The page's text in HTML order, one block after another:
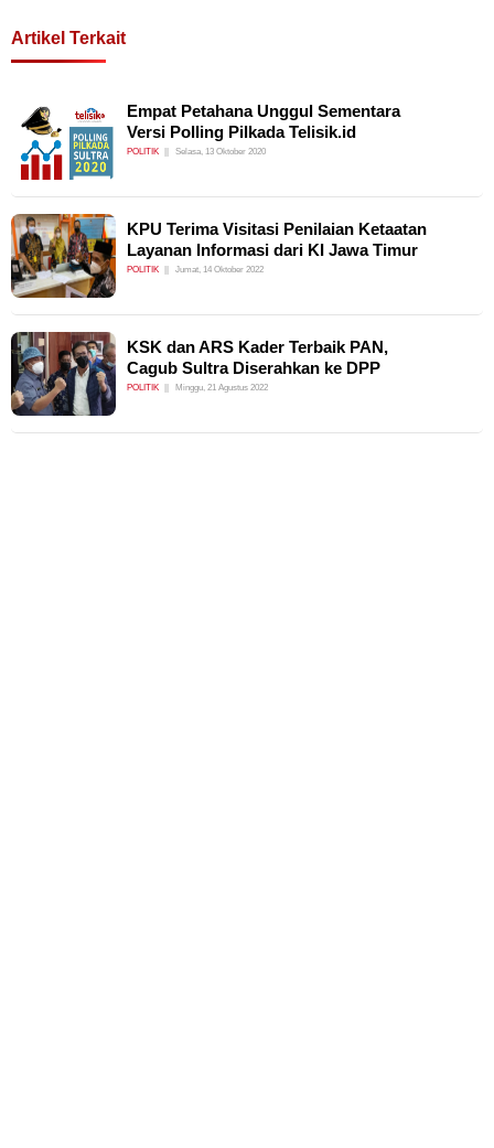
Artikel Terkait
Empat Petahana Unggul Sementara
Versi Polling Pilkada Telisik.id
POLITIK Selasa, 13 Oktober 2020
KPU Terima Visitasi Penilaian Ketaatan
Layanan Informasi dari KI Jawa Timur
POLITIK Jumat, 14 Oktober 2022
KSK dan ARS Kader Terbaik PAN,
Cagub Sultra Diserahkan ke DPP
POLITIK Minggu, 21 Agustus 2022